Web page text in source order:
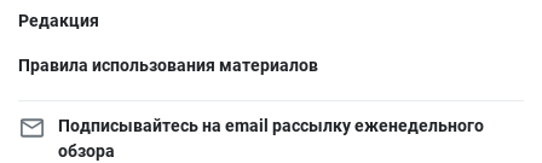
Редакция
Правила использования материалов
Подписывайтесь на email рассылку еженедельного
обзора